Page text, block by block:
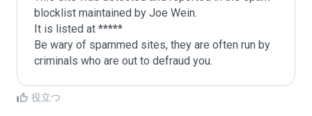
blocklist maintained by Joe Wein.
It is listed at *****
Be wary of spammed sites, they are often run by
criminals who are out to defraud you.
役立つ